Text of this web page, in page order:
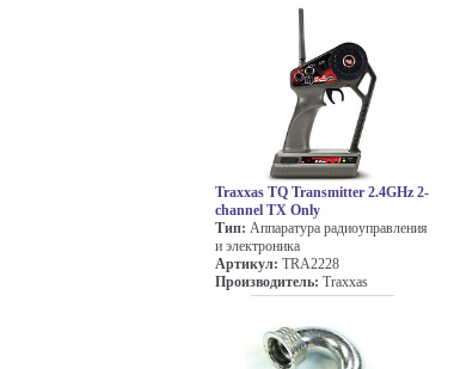
Traxxas TQ Transmitter 2.4GHz 2-
channel TX Only
Тип: Аппаратура радиоуправления
и электроника
Артикул: TRA2228
Производитель: Traxxas